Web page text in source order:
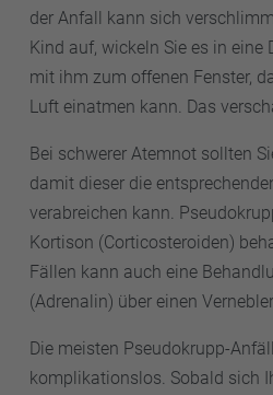
der Anfall kann sich
Kind auf, wickeln Sie es in eine
mit ihm zum offenen Fenster,
Luft einatmen kann. Das
Bei schwerer Atemnot sollten
damit dieser die
verabreichen kann.
Kortison (Corticosteroiden)
Fällen kann auch eine
(Adrenalin) über einen
Die meisten Pseudokrupp-
komplikationslos. Sobald sich